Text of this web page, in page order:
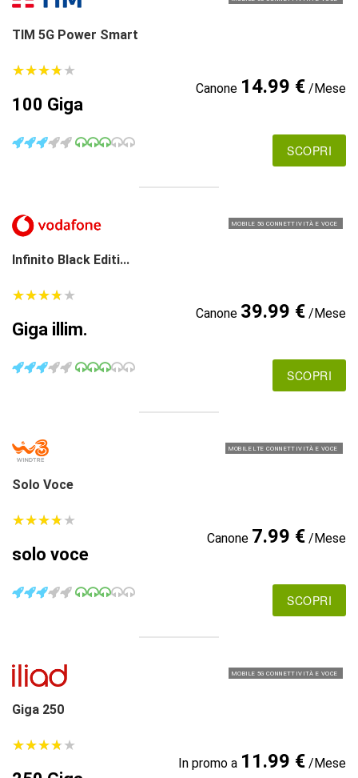
TIM 5G Power Smart
★★★★★
★★★★★
100 Giga
Canone 14.99 €/Mese
SCOPRI
MOBILE 5G CONNETTIVITÀ E VOCE
Infinito Black Editi...
★★★★★
★★★★★
Giga illim.
Canone 39.99 €/Mese
SCOPRI
MOBILE LTE CONNETTIVITÀ E VOCE
Solo Voce
★★★★★
★★★★★
solo voce
Canone 7.99 €/Mese
SCOPRI
MOBILE 5G CONNETTIVITÀ E VOCE
Giga 250
★★★★★
★★★★★
In promo a 11.99 €/Mese